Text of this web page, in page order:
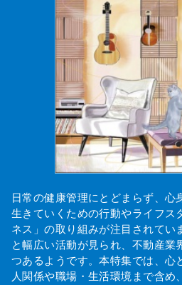
日常の健康管理にとどまらず、心
生きていくための行動やライフス
ネス」の取り組みが注目されて
と幅広い活動が見られ、不動産業
つあるようです。本特集では、心
人関係や職場・生活環境まで含め